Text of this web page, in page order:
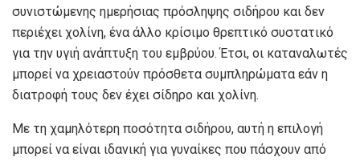
συνιστώμενης ημερήσιας πρόσληψης σιδήρου και δεν
περιέχει χολίνη, ένα άλλο κρίσιμο θρεπτικό συστατικό
για την υγιή ανάπτυξη του εμβρύου. Έτσι, οι καταναλωτές
μπορεί να χρειαστούν πρόσθετα συμπληρώματα εάν η
διατροφή τους δεν έχει σίδηρο και χολίνη.
Με τη χαμηλότερη ποσότητα σιδήρου, αυτή η επιλογή
μπορεί να είναι ιδανική για γυναίκες που πάσχουν από